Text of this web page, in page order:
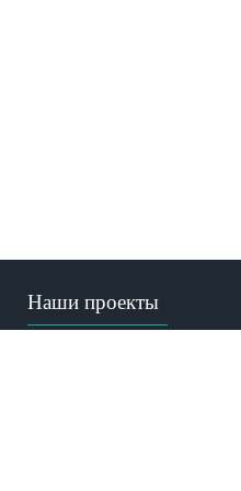
Наши проекты